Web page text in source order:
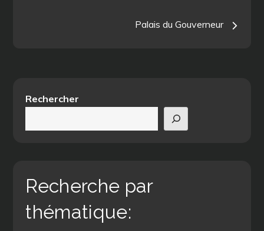
Palais du Gouverneur
Rechercher
Recherche par
thématique: